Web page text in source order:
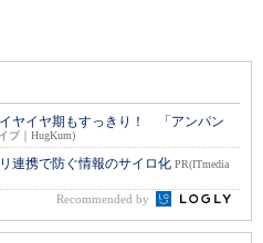
イヤイヤ期もすっきり！ 「アンパン
ブ｜HugKum)
連携で防ぐ情報のサイロ化 PR(ITmedia
Recommended by